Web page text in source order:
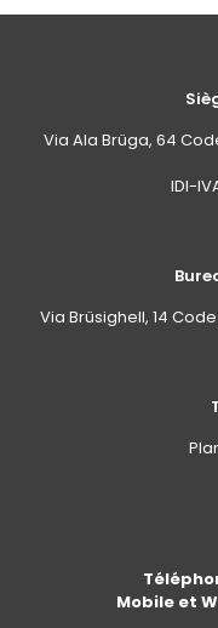
Via Ala Brüga, 64
IDI-
Via Brüsighell, 14
Mobile et